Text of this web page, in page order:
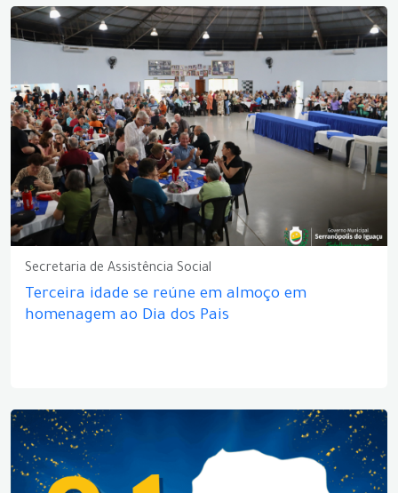
Secretaria de Assistência Social
Terceira idade se reúne em almoço em
homenagem ao Dia dos Pais